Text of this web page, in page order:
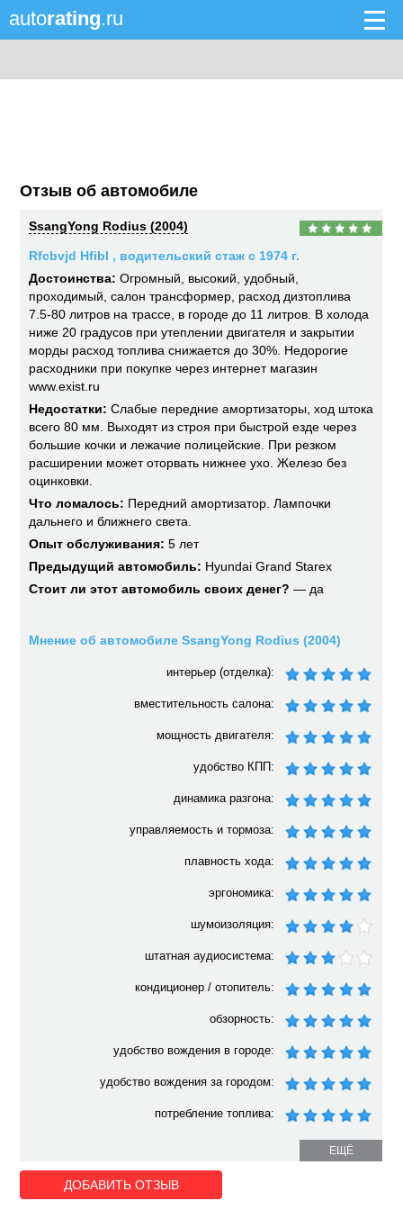
autorating.ru
Отзыв об автомобиле
SsangYong Rodius (2004)
Rfcbvjd Hfibl , водительский стаж с 1974 г.
Достоинства: Огромный, высокий, удобный,
проходимый, салон трансформер, расход дизтоплива
7.5-80 литров на трассе, в городе до 11 литров. В холода
ниже 20 градусов при утеплении двигателя и закрытии
морды расход топлива снижается до 30%. Недорогие
расходники при покупке через интернет магазин
www.exist.ru
Недостатки: Слабые передние амортизаторы, ход штока
всего 80 мм. Выходят из строя при быстрой езде через
большие кочки и лежачие полицейские. При резком
расширении может оторвать нижнее ухо. Железо без
оцинковки.
Что ломалось: Передний амортизатор. Лампочки
дальнего и ближнего света.
Опыт обслуживания: 5 лет
Предыдущий автомобиль: Hyundai Grand Starex
Стоит ли этот автомобиль своих денег? — да
Мнение об автомобиле SsangYong Rodius (2004)
интерьер (отделка):
вместительность салона:
мощность двигателя:
удобство КПП:
динамика разгона:
управляемость и тормоза:
плавность хода:
эргономика:
шумоизоляция:
штатная аудиосистема:
кондиционер / отопитель:
обзорность:
удобство вождения в городе:
удобство вождения за городом:
потребление топлива:
ЕЩЁ
ДОБАВИТЬ ОТЗЫВ